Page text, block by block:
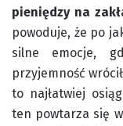
pieniędzy na
powoduje, że po
silne emocje,
przyjemność
to najłatwiej
ten powtarza się